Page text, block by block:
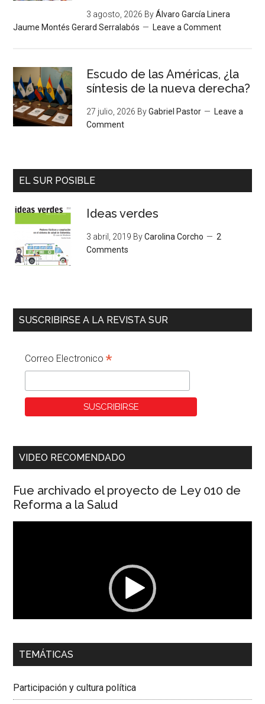
3 agosto, 2026 ByÁlvaro García Linera
Jaume Montés Gerard Serralabós
Leave a Comment
Escudo de las Américas, ¿la
síntesis de la nueva derecha?
27 julio, 2026 ByGabriel Pastor
Leave a
Comment
EL SUR POSIBLE
Ideas verdes
3 abril, 2019 ByCarolina Corcho
2
Comments
SUSCRIBIRSE A LA REVISTA SUR
Correo Electronico*
VIDEO RECOMENDADO
Fue archivado el proyecto de Ley 010 de
Reforma a la Salud
00:00 01:04
Colombiana
TEMÁTICAS
Participación y cultura política